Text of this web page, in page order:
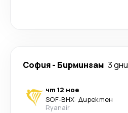
София- Бирмингам 3 дни
чт 12 ное
SOF-BHX· Директен
Ryanair